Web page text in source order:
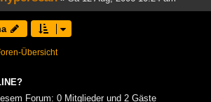
Übersicht
Forum: 0 Mitglieder und 2 Gäste